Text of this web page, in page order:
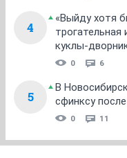
4
«Выйду хотя
трогательная
куклы-
0 6
5
В
сфинксу
0 11